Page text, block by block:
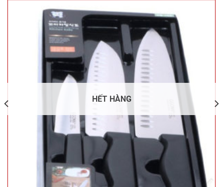
HẾT HÀNG